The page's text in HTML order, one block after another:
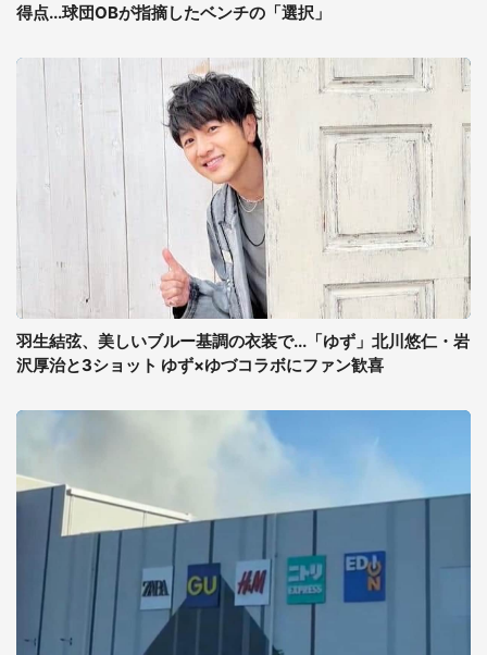
得点...球団OBが指摘したベンチの「選択」
羽生結弦、美しいブルー基調の衣装で...「ゆず」北川悠仁・岩
沢厚治と3ショット ゆず×ゆづコラボにファン歓喜